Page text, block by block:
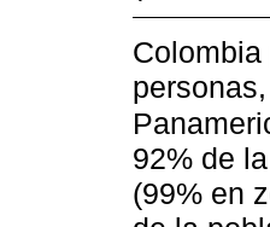
92% de
(99% en